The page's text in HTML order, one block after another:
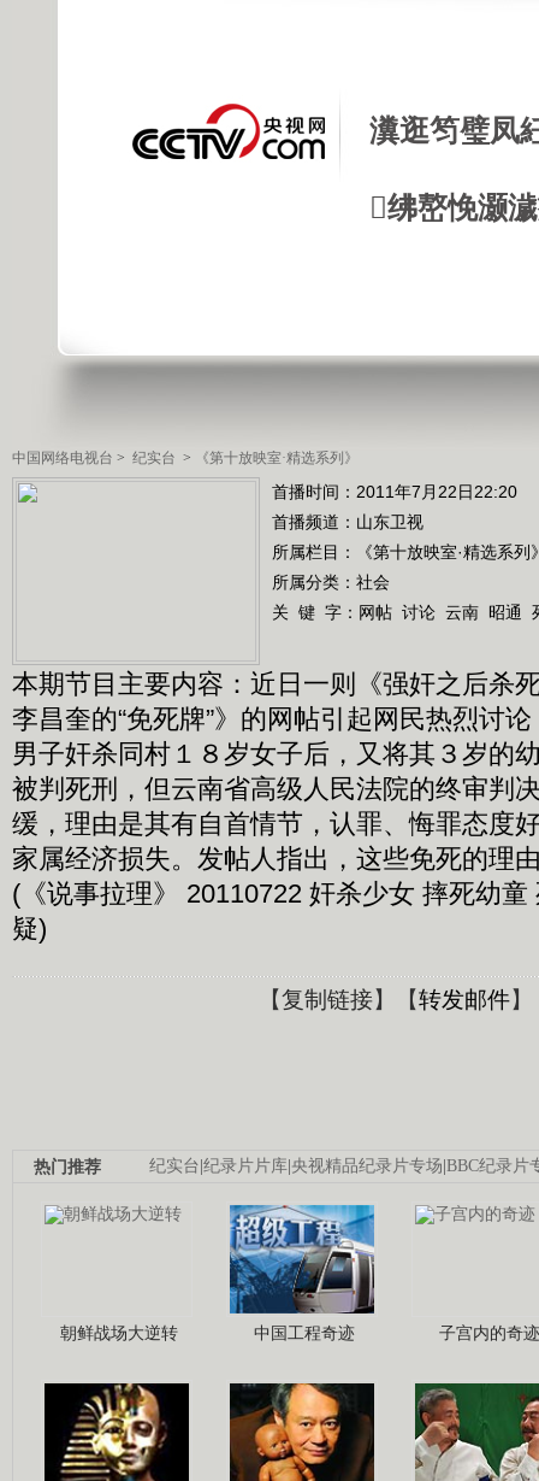
瀵逛笉璧凤
绋嶅悗灏
中国网络电视台 > 纪实台 > 《第十放映室·精选系列》
首播时间：2011年7月22日22:20
首播频道： 山东卫视
所属栏目：
《第十放映室·精选系列
所属分类：社会
关 键 字： 网帖 讨论 云南 昭通
本期节目主要内容：近日一则《强奸之后杀
李昌奎的“免死牌”》的网帖引起网民热烈讨
男子奸杀同村１８岁女子后，又将其３岁的
被判死刑，但云南省高级人民法院的终审判
缓，理由是其有自首情节，认罪、悔罪态度
家属经济损失。发帖人指出，这些免死的理
(《说事拉理》 20110722 奸杀少女 摔死幼
疑)
【复制链接】【转发邮件】
纪实台|纪录片片库|央视精品纪录片专场|BBC纪录片
热门推荐
朝鲜战场大逆转 中国工程奇迹 子宫内的奇迹